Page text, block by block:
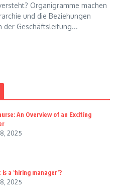
Organigramme machen
und die Beziehungen
der Geschäftsleitung...
An Overview of an Exciting
2025
a ‘hiring manager’?
2025